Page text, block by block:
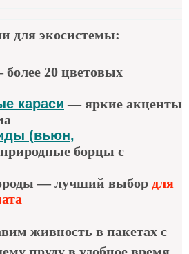
для экосистемы:
более 20 цветовых
караси — яркие акценты
(вьюн,
природные борцы с
— лучший выбор для
живность в пакетах с